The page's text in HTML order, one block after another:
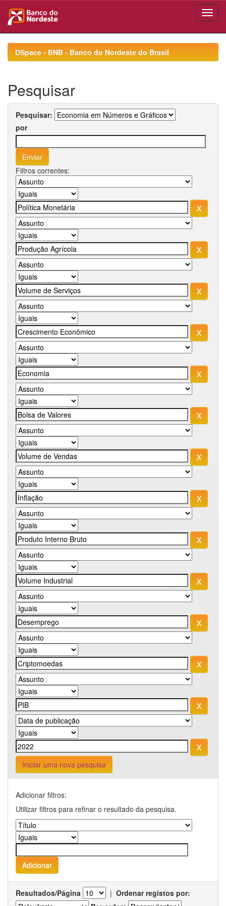
navigationDSpace - BNB - Banco do Nordeste do Brasil
Pesquisar
Pesquisar:
por
Filtros correntes:
Iniciar uma nova pesquisa
Adicionar filtros:
Utilizar filtros para refinar o resultado da pesquisa.
Resultados/Página | Ordenar registos por: